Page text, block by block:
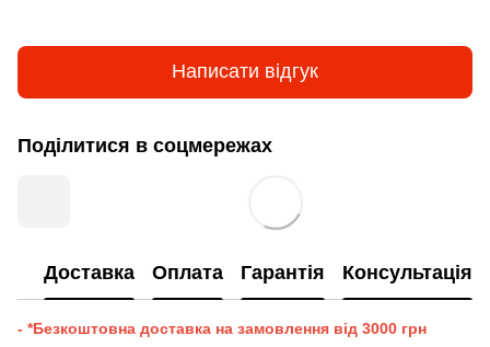
Написати відгук
Поділитися в соцмережах
Доставка Оплата Гарантія Консультація
- *Безкоштовна доставка на замовлення від 3000 грн